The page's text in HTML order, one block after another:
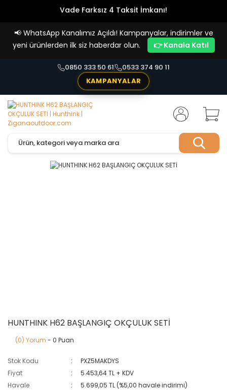
Vade Farksız 4 Taksit İmkanı!
📢 WhatsApp Kanalımız Açıldı! Kampanyalar, indirimler ve
yeni ürünlerden ilk siz haberdar olun.
👉 Kanala Katıl
0850 333 50 61
0533 374 90 11
KAMPANYALAR
HUNTHINK H62 BAŞLANGIÇ OKÇULUK SETİ
(0) Yorum - 0 Puan
Stok Kodu
PXZ5MAKDYS
Fiyat
5.453,64 TL + KDV
Havale
5.699,05 TL (%5,00 havale indirimi)